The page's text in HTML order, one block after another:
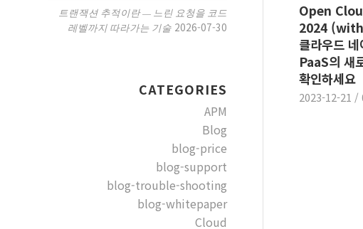
Open
2024
클라우드
PaaS의 새
확인하세요
2023-12-21 /
트랜잭션 추적이란 — 느린 요청을 코드
레벨까지 따라가는 기술 2026-07-30
CATEGORIES
APM
Blog
blog-price
blog-support
blog-trouble-shooting
blog-whitepaper
Cloud